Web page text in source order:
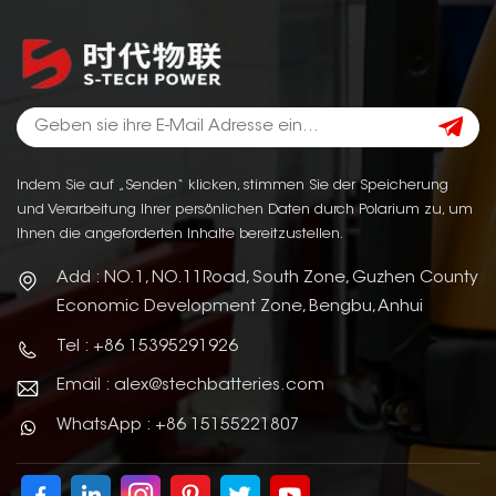
Indem Sie auf „Senden“ klicken, stimmen Sie der Speicherung
und Verarbeitung Ihrer persönlichen Daten durch Polarium zu, um
Ihnen die angeforderten Inhalte bereitzustellen.
Add : NO.1, NO.11Road, South Zone, Guzhen County
Economic Development Zone, Bengbu, Anhui
Tel : +86 15395291926
Email : alex@stechbatteries.com
WhatsApp : +86 15155221807